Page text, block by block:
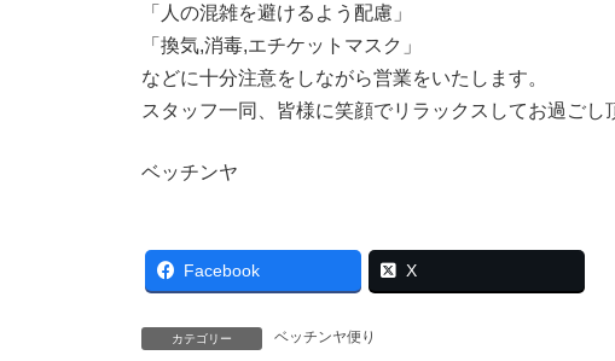
「人の混雑を避けるよう配慮」
「換気,消毒,エチケットマスク」
などに十分注意をしながら営業をいたします。
スタッフ一同、皆様に笑顔でリラックスしてお過ごし
ベッチンヤ
Facebook X
カテゴリー ベッチンヤ便り